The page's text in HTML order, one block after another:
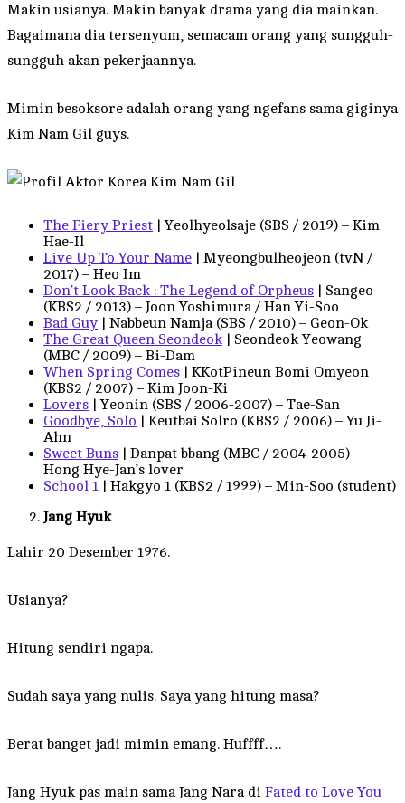
Makin usianya. Makin banyak drama yang dia mainkan.
Bagaimana dia tersenyum, semacam orang yang sungguh-
sungguh akan pekerjaannya.
Mimin besoksore adalah orang yang ngefans sama giginya
Kim Nam Gil guys.
The Fiery Priest | Yeolhyeolsaje (SBS / 2019) – Kim
Hae-Il
Live Up To Your Name | Myeongbulheojeon (tvN /
2017) – Heo Im
Don’t Look Back : The Legend of Orpheus | Sangeo
(KBS2 / 2013) – Joon Yoshimura / Han Yi-Soo
Bad Guy | Nabbeun Namja (SBS / 2010) – Geon-Ok
The Great Queen Seondeok| Seondeok Yeowang
(MBC / 2009) – Bi-Dam
When Spring Comes | KKotPineun Bomi Omyeon
(KBS2 / 2007) – Kim Joon-Ki
Lovers | Yeonin (SBS / 2006-2007) – Tae-San
Goodbye, Solo | Keutbai Solro (KBS2 / 2006) – Yu Ji-
Ahn
Sweet Buns | Danpat bbang (MBC / 2004-2005) –
Hong Hye-Jan’s lover
School 1 | Hakgyo 1 (KBS2 / 1999) – Min-Soo (student)
Jang Hyuk
Lahir 20 Desember 1976.
Usianya?
Hitung sendiri ngapa.
Sudah saya yang nulis. Saya yang hitung masa?
Berat banget jadi mimin emang. Huffff….
Jang Hyuk pas main sama Jang Nara di Fated to Love You